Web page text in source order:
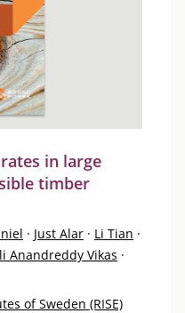
in large
timber
· Just Alar · Li Tian ·
Anandreddy Vikas ·
of Sweden (RISE)